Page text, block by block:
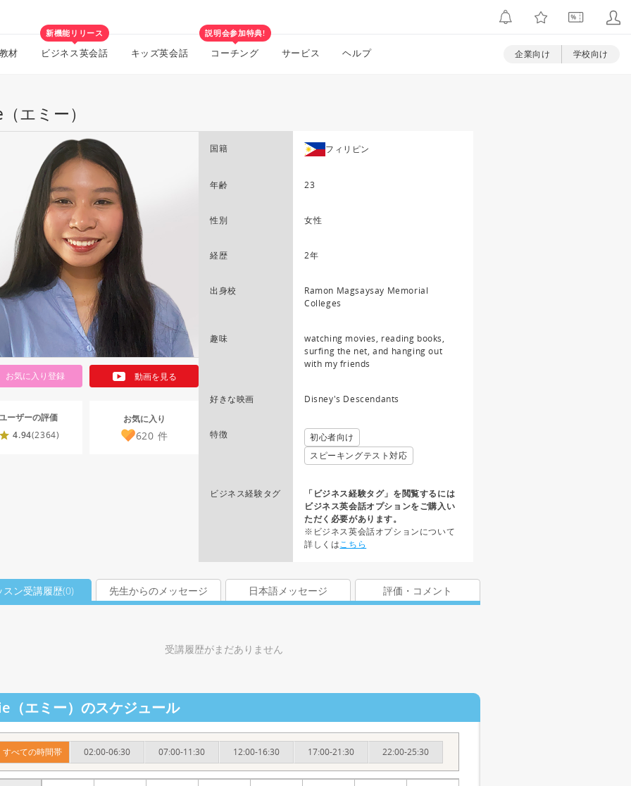
材
新機能リリース
ビジネス英会話 キッズ英会話
説明会参加特典!
コーチング サービス ヘルプ 企業向け 学校向け
エミー）
お気に入り登録 動画を見る
ーザーの評価
4.94(2364)
お気に入り
620 件
国籍 フィリピン
年齢 23
性別 女性
経歴 2年
出身校
Ramon Magsaysay Memorial
Colleges
趣味
watching movies, reading books,
surfing the net, and hanging out
with my friends
好きな映画 Disney's Descendants
特徴
初心者向け
スピーキングテスト対応
ビジネス経験タグ
「ビジネス経験タグ」を閲覧するには
ビジネス英会話オプションをご購入い
ただく必要があります。
※ビジネス英会話オプションについて
詳しくはこちら
スン受講履歴(0) 先生からのメッセージ 日本語メッセージ 評価・コメント
受講履歴がまだありません
（エミー）のスケジュール
すべての時間帯 02:00-06:30 07:00-11:30 12:00-16:30 17:00-21:30 22:00-25:30